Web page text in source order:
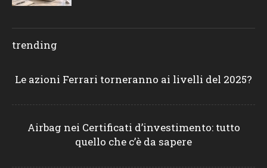
trending
Le azioni Ferrari torneranno ai livelli del 2025?
Airbag nei Certificati d’investimento: tutto
quello che c’è da sapere